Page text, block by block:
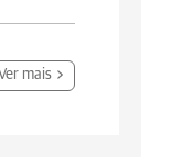
mais